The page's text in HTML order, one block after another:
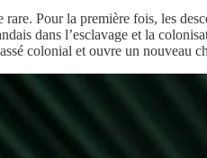
Pour la première fois, les
dans l’esclavage et la
colonial et ouvre un nouveau